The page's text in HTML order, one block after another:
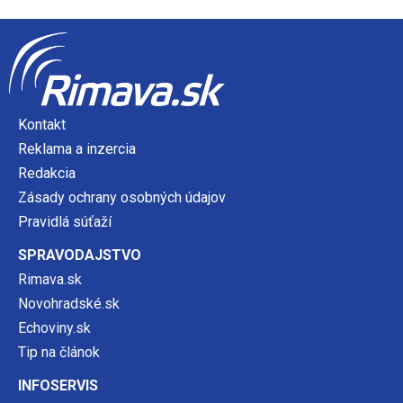
Kontakt
Reklama a inzercia
Redakcia
Zásady ochrany osobných údajov
Pravidlá súťaží
SPRAVODAJSTVO
Rimava.sk
Novohradské.sk
Echoviny.sk
Tip na článok
INFOSERVIS